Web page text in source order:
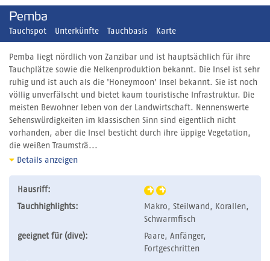
Pemba
Tauchspot Unterkünfte Tauchbasis Karte
Pemba liegt nördlich von Zanzibar und ist hauptsächlich für ihre
Tauchplätze sowie die Nelkenproduktion bekannt. Die Insel ist sehr
ruhig und ist auch als die 'Honeymoon' Insel bekannt. Sie ist noch
völlig unverfälscht und bietet kaum touristische Infrastruktur. Die
meisten Bewohner leben von der Landwirtschaft. Nennenswerte
Sehenswürdigkeiten im klassischen Sinn sind eigentlich nicht
vorhanden, aber die Insel besticht durch ihre üppige Vegetation,
die weißen Traumsträ...
Details anzeigen
Hausriff:
Tauchhighlights:
Makro, Steilwand, Korallen,
Schwarmfisch
geeignet für (dive):
Paare, Anfänger,
Fortgeschritten